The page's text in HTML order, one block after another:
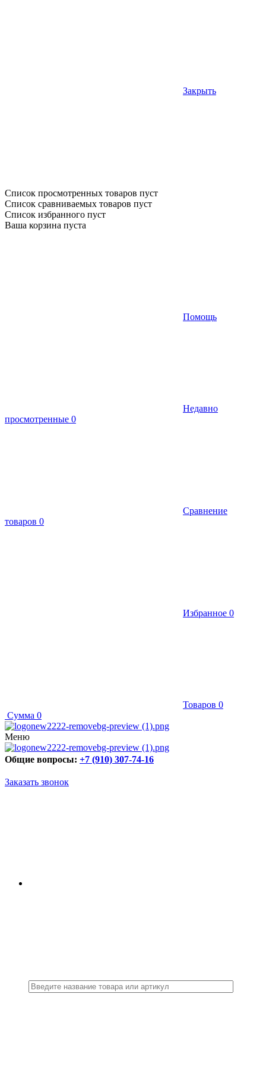
Закрыть
Список просмотренных товаров пуст
Список сравниваемых товаров пуст
Список избранного пуст
Ваша корзина пуста
Помощь
Недавно
просмотренные 0
Сравнение
товаров 0
Избранное 0
Товаров 0
Сумма 0
Меню
Общие вопросы: +7 (910) 307-74-16
Заказать звонок